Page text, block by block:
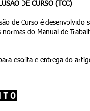
DE CURSO (TCC)
de Curso é
do Manual de
escrita e entrega do